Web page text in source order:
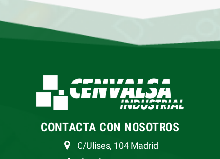
CONTACTA CON NOSOTROS
C/Ulises, 104 Madrid